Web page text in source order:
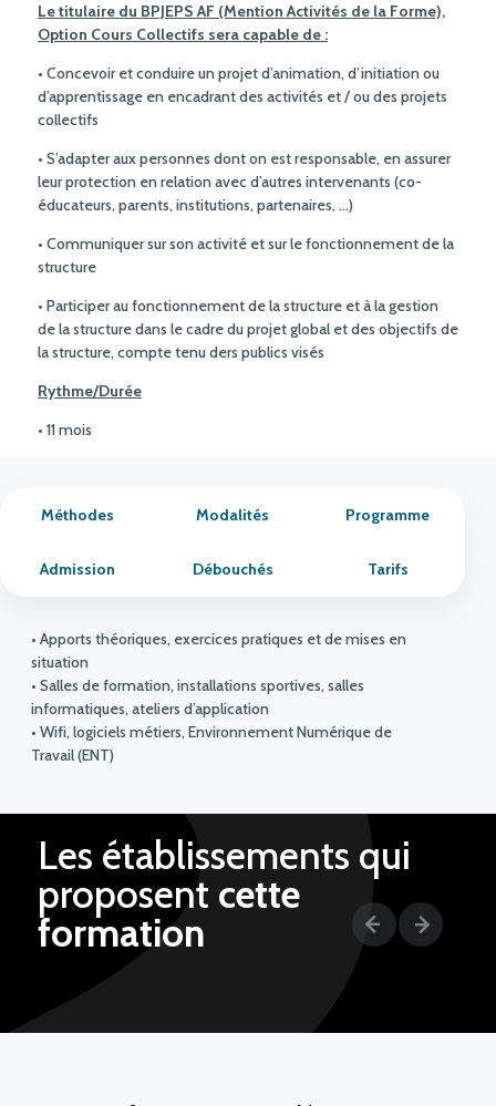
Le titulaire du BPJEPS AF (Mention Activités de la Forme),
Option Cours Collectifs sera capable de :
• Concevoir et conduire un projet d’animation, d’initiation ou
d’apprentissage en encadrant des activités et / ou des projets
collectifs
• S’adapter aux personnes dont on est responsable, en assurer
leur protection en relation avec d’autres intervenants (co-
éducateurs, parents, institutions, partenaires, …)
• Communiquer sur son activité et sur le fonctionnement de la
structure
• Participer au fonctionnement de la structure et à la gestion
de la structure dans le cadre du projet global et des objectifs de
la structure, compte tenu ders publics visés
Rythme/Durée
• 11 mois
Méthodes Modalités Programme
Admission Débouchés Tarifs
• Apports théoriques, exercices pratiques et de mises en
situation
• Salles de formation, installations sportives, salles
informatiques, ateliers d’application
• Wifi, logiciels métiers, Environnement Numérique de
Travail (ENT)
Les établissements qui
proposent cette
formation